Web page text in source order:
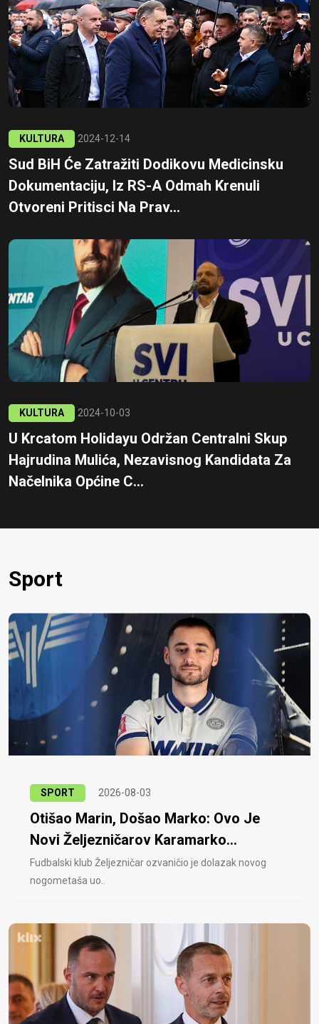
KULTURA 2024-12-14
Sud BiH Će Zatražiti Dodikovu Medicinsku
Dokumentaciju, Iz RS-A Odmah Krenuli
Otvoreni Pritisci Na Prav...
KULTURA 2024-10-03
U Krcatom Holidayu Održan Centralni Skup
Hajrudina Mulića, Nezavisnog Kandidata Za
Načelnika Općine C...
Sport
SPORT 2026-08-03
Otišao Marin, Došao Marko: Ovo Je
Novi Željezničarov Karamarko...
Fudbalski klub Željezničar ozvaničio je dolazak novog
nogometaša uo..